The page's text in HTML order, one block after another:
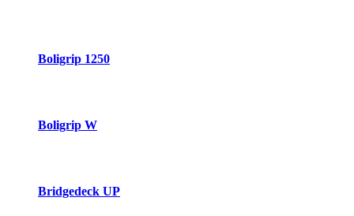
Boligrip 1250
Boligrip W
Bridgedeck UP